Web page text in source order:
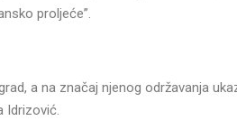
proljeće”.
a na značaj njenog održavanja
Idrizović.